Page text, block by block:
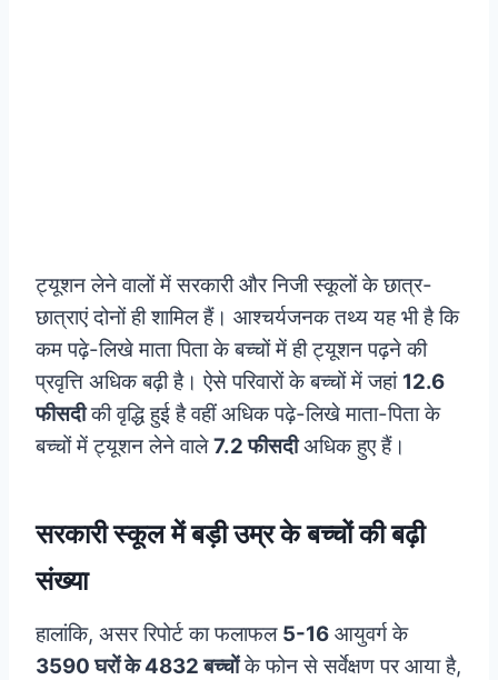
ट्यूशन लेने वालों में सरकारी और निजी स्कूलों के छात्र-
छात्राएं दोनों ही शामिल हैं। आश्चर्यजनक तथ्य यह भी है कि
कम पढ़े-लिखे माता पिता के बच्चों में ही ट्यूशन पढ़ने की
प्रवृत्ति अधिक बढ़ी है। ऐसे परिवारों के बच्चों में जहां 12.6
फीसदीकी वृद्धि हुई है वहीं अधिक पढ़े-लिखे माता-पिता के
बच्चों में ट्यूशन लेने वाले7.2 फीसदीअधिक हुए हैं।
सरकारी स्कूल में बड़ी उम्र के बच्चों की बढ़ी
संख्या
हालांकि, असर रिपोर्ट का फलाफल 5-16 आयुवर्ग के
3590 घरों के 4832 बच्चोंके फोन से सर्वेक्षण पर आया है,